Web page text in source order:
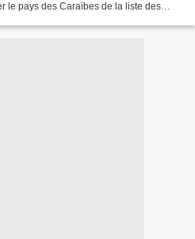
le pays des Caraïbes de la liste des